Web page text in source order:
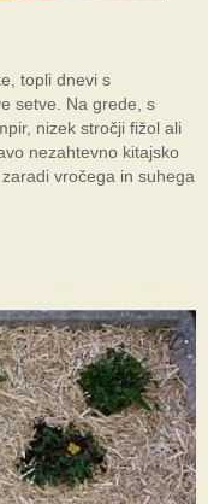
topli dnevi s
setve. Na grede, s
nizek stročji fižol ali
nezahtevno kitajsko
vročega in suhega